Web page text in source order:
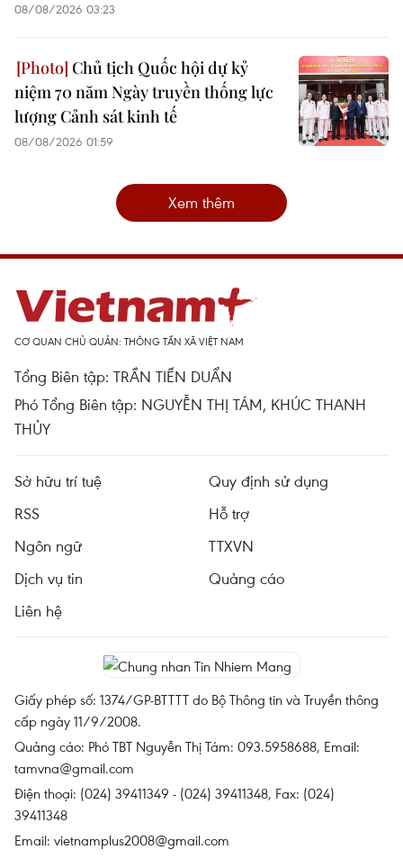
08/08/2026 03:23
Chủ tịch Quốc hội dự kỷ
niệm 70 năm Ngày truyền thống lực
lượng Cảnh sát kinh tế
08/08/2026 01:59
Xem thêm
CƠ QUAN CHỦ QUẢN: THÔNG TẤN XÃ VIỆT NAM
Tổng Biên tập: TRẦN TIẾN DUẨN
Phó Tổng Biên tập: NGUYỄN THỊ TÁM, KHÚC THANH
THỦY
Sở hữu trí tuệ
Quy định sử dụng
RSS
Hỗ trợ
Ngôn ngữ
TTXVN
Dịch vụ tin
Quảng cáo
Liên hệ
Giấy phép số: 1374/GP-BTTTT do Bộ Thông tin và Truyền thông
cấp ngày 11/9/2008.
Quảng cáo: Phó TBT Nguyễn Thị Tám: 093.5958688, Email:
tamvna@gmail.com
Điện thoại: (024) 39411349 - (024) 39411348, Fax: (024)
39411348
Email: vietnamplus2008@gmail.com